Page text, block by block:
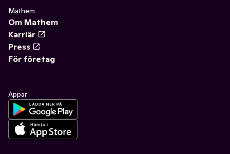
Mathem
Om Mathem
Karriär
Press
För företag
Appar